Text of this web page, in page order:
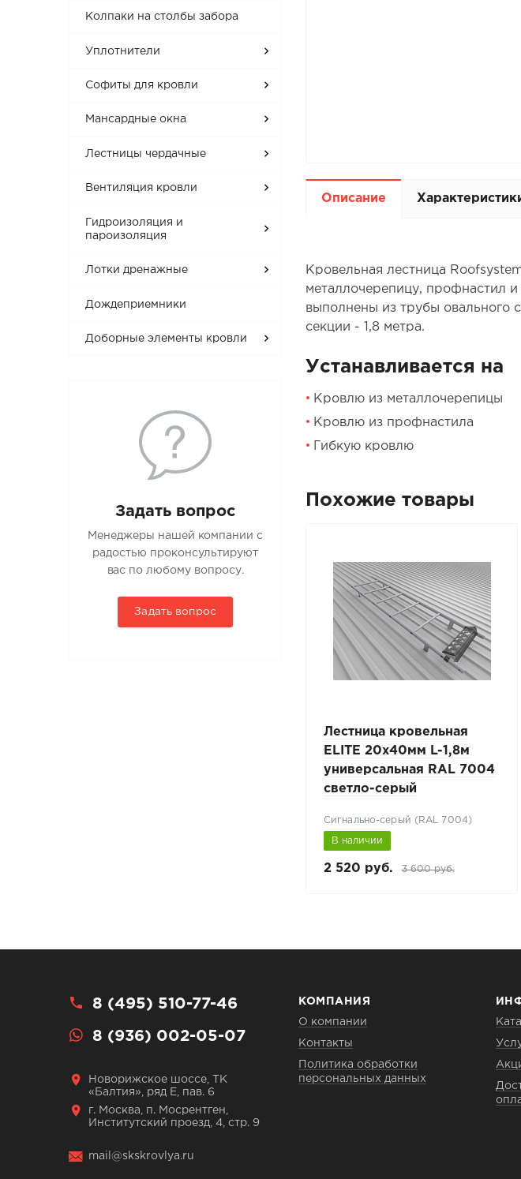
Колпаки на столбы забора
Уплотнители
Софиты для кровли
Мансардные окна
Лестницы чердачные
Вентиляция кровли
Гидроизоляция и
пароизоляция
Лотки дренажные
Дождеприемники
Доборные элементы кровли
Задать вопрос
Менеджеры нашей компании с
радостью проконсультируют
вас по любому вопросу.
Задать вопрос
Описание
Кровельная лестница
металлочерепицу, профнастил
выполнены из трубы овального
секции - 1,8 метра.
Устанавливается на
Кровлю из металлочерепицы
Кровлю из профнастила
Гибкую кровлю
Похожие товары
Лестница кровельная
ELITE 20x40мм L-1,8м
универсальная RAL 7004
светло-серый
Сигнально-серый (RAL 7004)
В наличии
2 520 руб. 3 600 руб.
8 (495) 510-77-46
8 (936) 002-05-07
Новорижское шоссе, ТК
«Балтия», ряд Е, пав. 6
г. Москва, п. Мосрентген,
Институтский проезд, 4, стр. 9
mail@skskrovlya.ru
КОМПАНИЯ
О компании
Контакты
Политика обработки
персональных данных